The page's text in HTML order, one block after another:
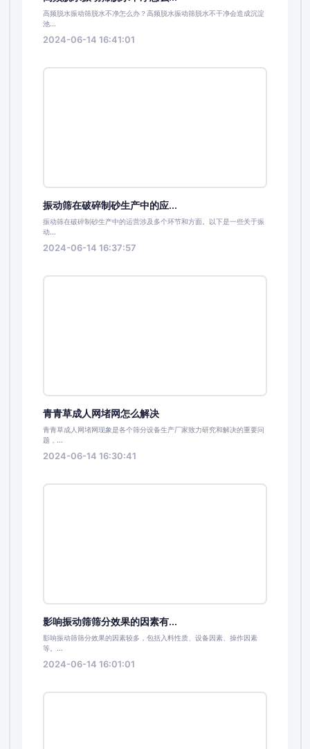
高频脱水振动筛脱水不净怎么办？高频脱水振动筛脱水不干净会造成沉淀
池...
2024-06-14 16:41:01
振动筛在破碎制砂生产中的应...
振动筛在破碎制砂生产中的运营涉及多个环节和方面。以下是一些关于振
动...
2024-06-14 16:37:57
青青草成人网堵网怎么解决
青青草成人网堵网现象是各个筛分设备生产厂家致力研究和解决的重要问
题，...
2024-06-14 16:30:41
影响振动筛筛分效果的因素有...
影响振动筛筛分效果的因素较多，包括入料性质、设备因素、操作因素
等。...
2024-06-14 16:01:01